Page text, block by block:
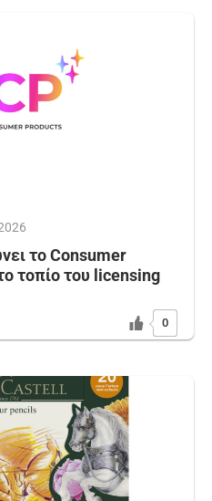
το Consumer
τοπίο του licensing
0